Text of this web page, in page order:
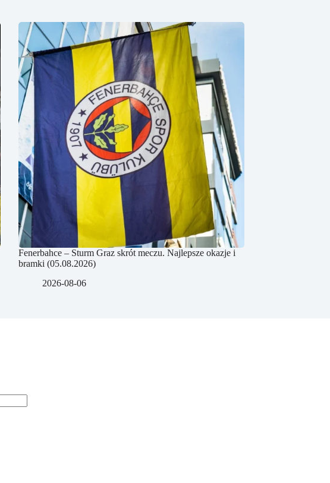
Fenerbahce – Sturm Graz skrót meczu. Najlepsze okazje i
bramki (05.08.2026)
2026-08-06